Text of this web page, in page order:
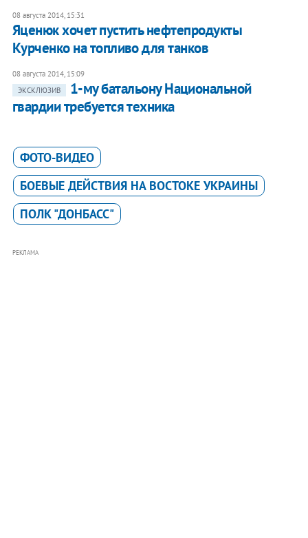
08 августа 2014, 15:31
Яценюк хочет пустить нефтепродукты
Курченко на топливо для танков
08 августа 2014, 15:09
ЭКСКЛЮЗИВ
1-му батальону Национальной
гвардии требуется техника
ФОТО-ВИДЕО
БОЕВЫЕ ДЕЙСТВИЯ НА ВОСТОКЕ УКРАИНЫ
ПОЛК "ДОНБАСС"
РЕКЛАМА